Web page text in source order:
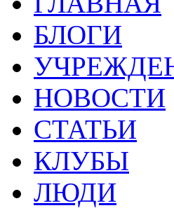
БЛОГИ
НОВОСТИ
СТАТЬИ
КЛУБЫ
ЛЮДИ